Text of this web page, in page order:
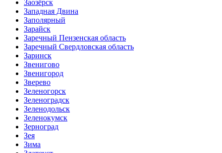
Заозёрск
Западная Двина
Заполярный
Зарайск
Заречный Пензенская область
Заречный Свердловская область
Заринск
Звенигово
Звенигород
Зверево
Зеленогорск
Зеленоградск
Зеленодольск
Зеленокумск
Зерноград
Зея
Зима